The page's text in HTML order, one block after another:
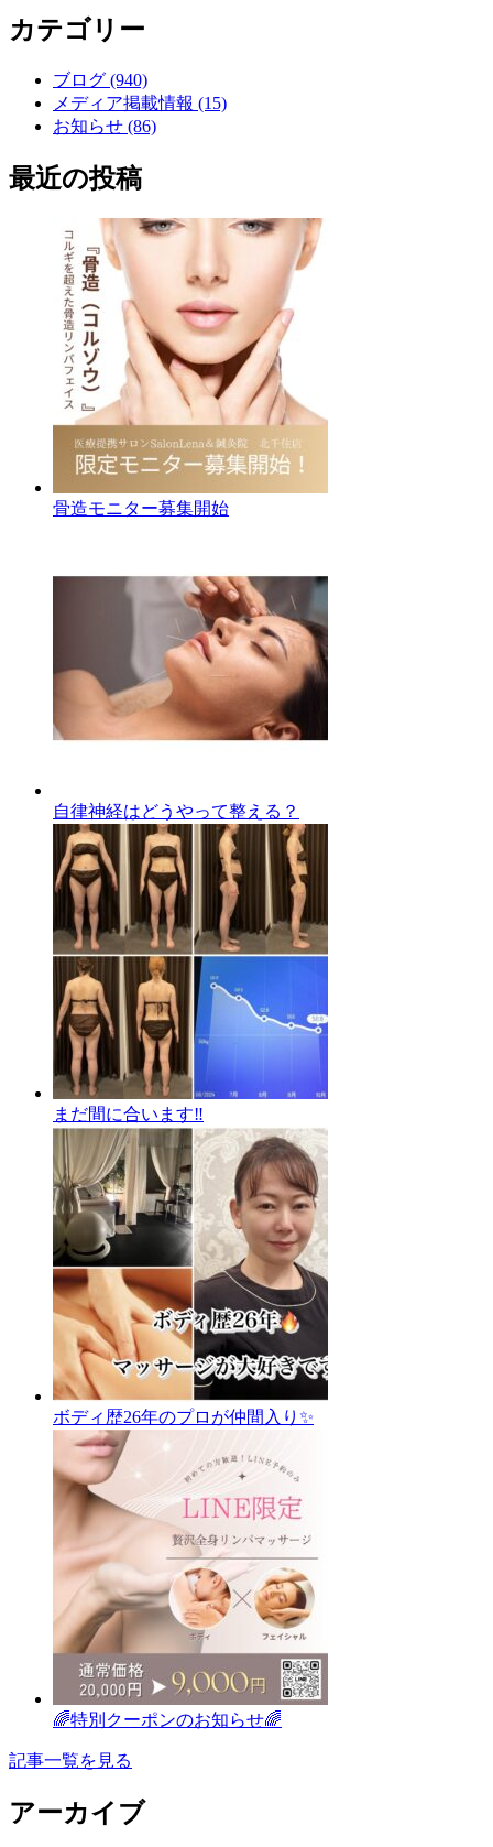
カテゴリー
ブログ (940)
メディア掲載情報 (15)
お知らせ (86)
最近の投稿
骨造モニター募集開始
自律神経はどうやって整える？
まだ間に合います‼️
ボディ歴26年のプロが仲間入り✨
🌈特別クーポンのお知らせ🌈
記事一覧を見る
アーカイブ